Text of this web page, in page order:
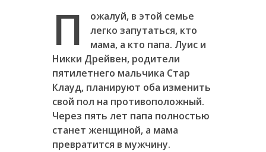
П
ожалуй, в этой семье
легко запутаться, кто
мама, а кто папа. Луис и
Никки Дрейвен, родители
пятилетнего мальчика Стар
Клауд, планируют оба изменить
свой пол на противоположный.
Через пять лет папа полностью
станет женщиной, а мама
превратится в мужчину.